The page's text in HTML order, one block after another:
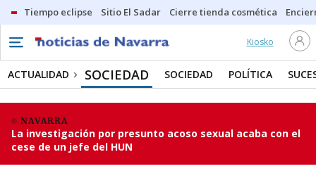
Tiempo eclipse Sitio El Sadar Cierre tienda cosmética
Kiosko
ACTUALIDAD SOCIEDAD SOCIEDAD POLÍTICA
NAVARRA
La investigación por presunto acoso sexual acaba con el
cese de un jefe del HUN